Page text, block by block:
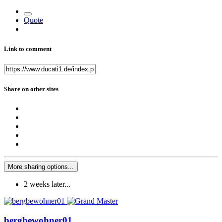
Quote
Link to comment
Share on other sites
More sharing options...
2 weeks later...